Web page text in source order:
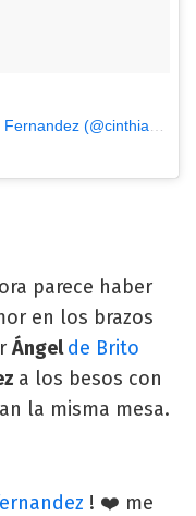
parece haber
en los brazos
Ángelde Brito
a los besos con
la misma mesa.
! ❤️ me